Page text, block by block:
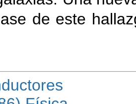
de este